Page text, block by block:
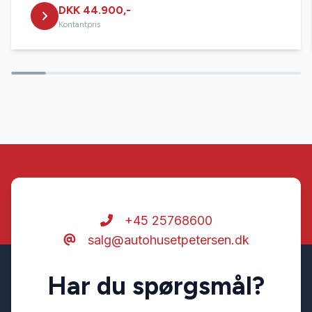
DKK 44.900,-
Kontantpris
+45 25768600
salg@autohusetpetersen.dk
Har du spørgsmål?